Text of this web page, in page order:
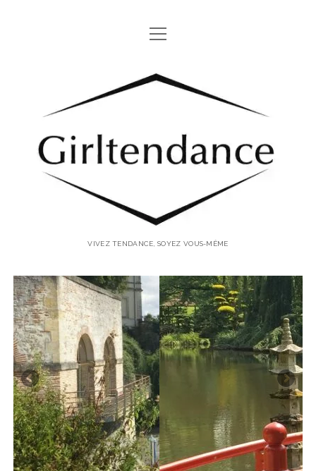
SORTIR EN ANJOU
MODE & BEAUTÉ
HUMEUR
A PROPOS… QUI SUIS-JE? ouvrir
twitterfacebook
youtube
rss
email-
form
open
menu
Girltendance
VIVEZ TENDANCE, SOYEZ VOUS-MÊME